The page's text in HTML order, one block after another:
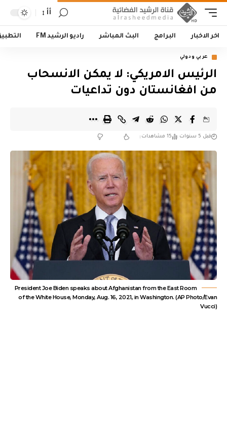
أأ
اخر الاخبار البرامج البث المباشر راديو الرشيد FM
عربي ودولي
الرئيس الامريكي: لا يمكن الانسحاب
من افغانستان دون تداعيات
قبل 5 سنوات 15 مشاهدات
President Joe Biden speaks about Afghanistan from the East Room
of the White House, Monday, Aug. 16, 2021, in Washington. (AP Photo/Evan
Vucci)